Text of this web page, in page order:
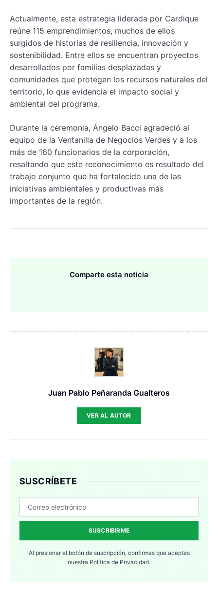
Actualmente, esta estrategia liderada por Cardique
reúne 115 emprendimientos, muchos de ellos
surgidos de historias de resiliencia, innovación y
sostenibilidad. Entre ellos se encuentran proyectos
desarrollados por familias desplazadas y
comunidades que protegen los recursos naturales del
territorio, lo que evidencia el impacto social y
ambiental del programa.
Durante la ceremonia, Ángelo Bacci agradeció al
equipo de la Ventanilla de Negocios Verdes y a los
más de 160 funcionarios de la corporación,
resaltando que este reconocimiento es resultado del
trabajo conjunto que ha fortalecido una de las
iniciativas ambientales y productivas más
importantes de la región.
Comparte esta noticia
Juan Pablo Peñaranda Gualteros
VER AL AUTOR
SUSCRÍBETE
SUSCRIBIRME
Al presionar el botón de suscripción, confirmas que aceptas
nuestra Política de Privacidad.